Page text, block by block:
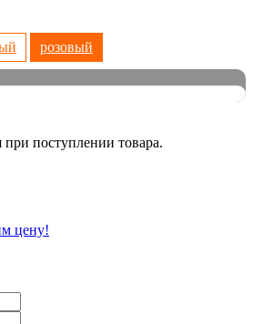
розовый
поступлении товара.
цену!